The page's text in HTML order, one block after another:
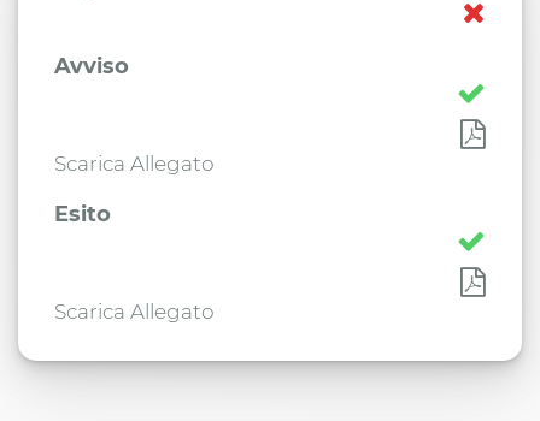
Avviso
Scarica Allegato
Esito
Scarica Allegato